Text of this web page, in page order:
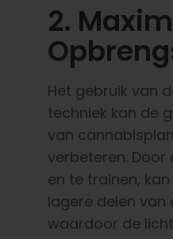
2.
Het gebruik van
techniek kan de
van
verbeteren.
en te trainen,
lagere delen van
waardoor de